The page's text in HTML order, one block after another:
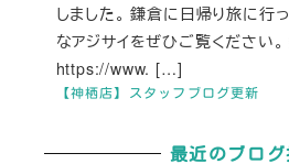
【神栖店】スタッフブログ更新
しました。 鎌倉に日帰り旅に行
なアジサイをぜひご覧ください
https://www. […]
最近のブログ